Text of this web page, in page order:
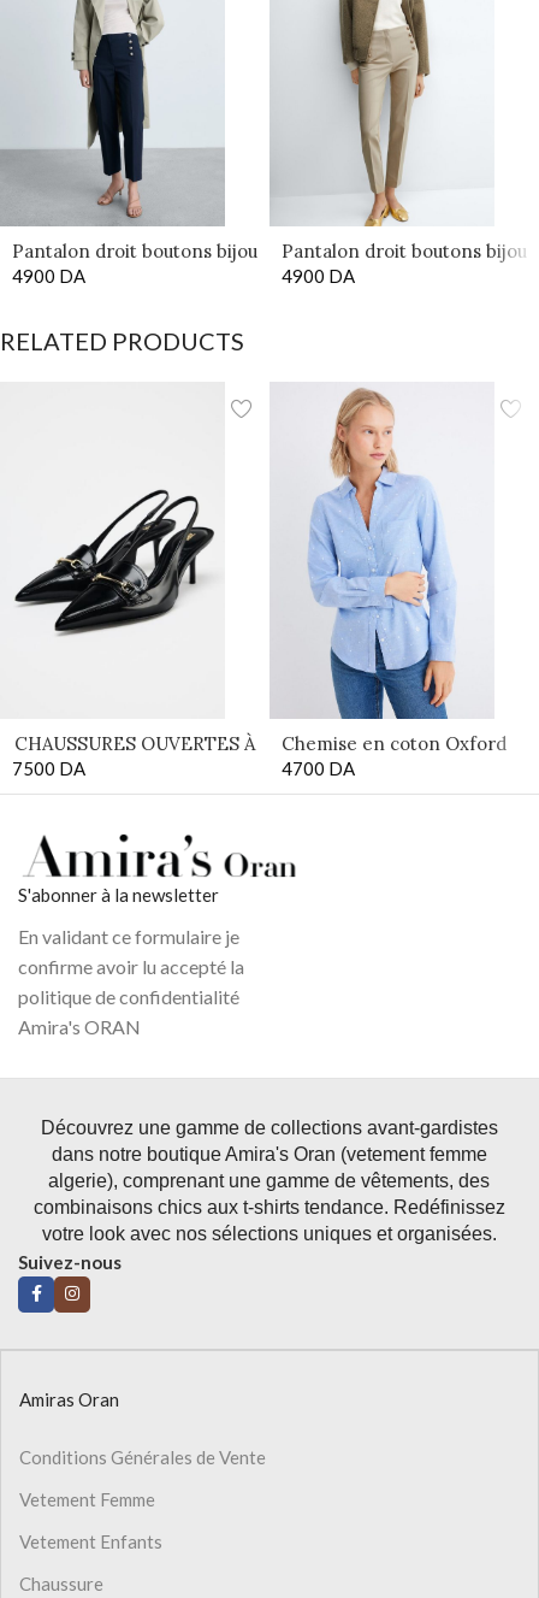
Pantalon droit boutons bijou
4900 DA
Pantalon droit boutons bijou
4900 DA
RELATED PRODUCTS
CHAUSSURES OUVERTES À
L’ARRIÈRE AVEC BOUCLE
7500 DA
Chemise en coton Oxford
4700 DA
S'abonner à la newsletter
En validant ce formulaire je
confirme avoir lu accepté la
politique de confidentialité
Amira's ORAN
Découvrez une gamme de collections avant-gardistes
dans notre boutique Amira's Oran (vetement femme
algerie), comprenant une gamme de vêtements, des
combinaisons chics aux t-shirts tendance. Redéfinissez
votre look avec nos sélections uniques et organisées.
Suivez-nous
Amiras Oran
Conditions Générales de Vente
Vetement Femme
Vetement Enfants
Chaussure